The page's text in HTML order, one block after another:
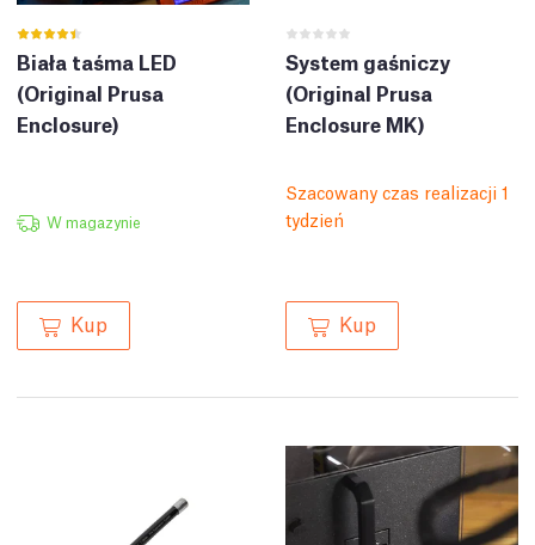
Biała taśma LED
(Original Prusa
Enclosure)
W magazynie
Kup
System gaśniczy
(Original Prusa
Enclosure MK)
Szacowany czas realizacji 1
tydzień
Kup